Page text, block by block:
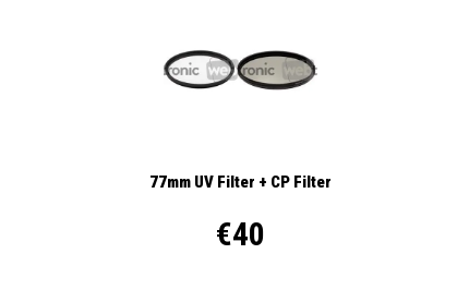
77mm UV Filter + CP Filter
€40